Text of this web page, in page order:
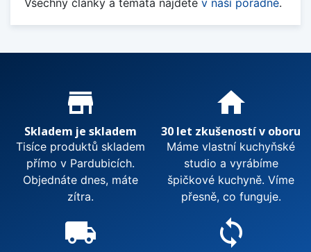
Proč nakupovat u nás?
store_mall_directory
Skladem je skladem
Tisíce produktů skladem
přímo v Pardubicích.
Objednáte dnes, máte
zítra.
home
30 let zkušeností v oboru
Máme vlastní kuchyňské
studio a vyrábíme
špičkové kuchyně. Víme
přesně, co funguje.
local_shipping sync